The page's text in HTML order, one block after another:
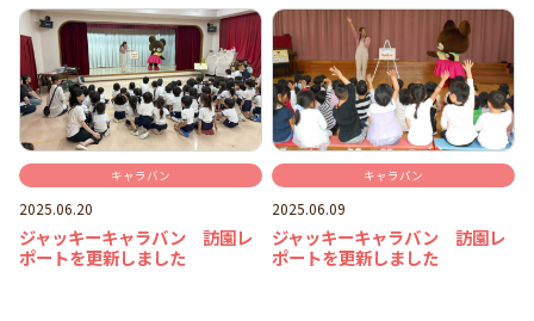
キャラバン
2025.06.20
ジャッキーキャラバン 訪園レ
ポートを更新しました
キャラバン
2025.06.09
ジャッキーキャラバン 訪園レ
ポートを更新しました